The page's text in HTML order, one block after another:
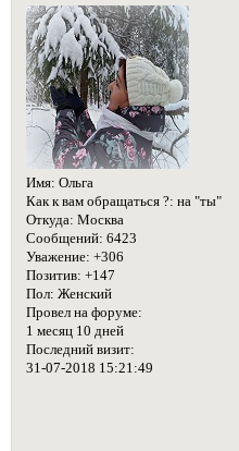
Имя: Ольга
Как к вам обращаться ?: на "ты"
Откуда: Москва
Сообщений: 6423
Уважение: +306
Позитив: +147
Пол: Женский
Провел на форуме:
1 месяц 10 дней
Последний визит:
31-07-2018 15:21:49